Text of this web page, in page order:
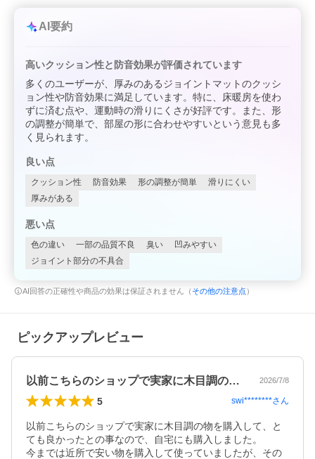
AI要約
高いクッション性と防音効果が評価されています
多くのユーザーが、厚みのあるジョイントマットのクッシ
ョン性や防音効果に満足しています。特に、床暖房を使わ
ずに済む点や、運動時の滑りにくさが好評です。また、形
の調整が簡単で、部屋の形に合わせやすいという意見も多
く見られます。
良い点
クッション性 防音効果 形の調整が簡単
滑りにくい
厚みがある
悪い点
色の違い 一部の品質不良 臭い
凹みやすい
ジョイント部分の不具合
AI回答の正確性や商品の効果は保証されません（ その他の注意点 ）
ピックアップレビュー
以前こちらのショップで実家に木目調の物… 2026/7/8
5 swi********さん
以前こちらのショップで実家に木目調の物を購入して、と
ても良かったとの事なので、自宅にも購入しました。
今までは近所で安い物を購入して使っていましたが、その